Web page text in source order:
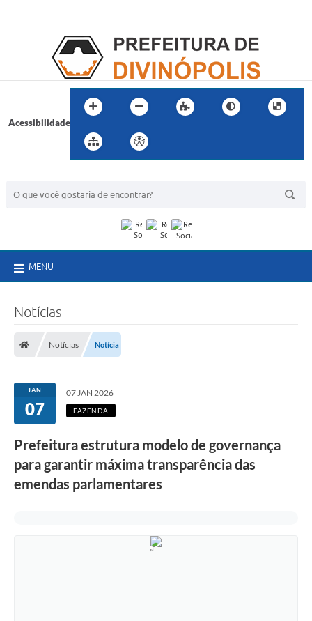
Acessibilidade
MENU
Notícias
Notícias Notícia
JAN
07
07 JAN 2026
FAZENDA
Prefeitura estrutura modelo de governança
para garantir máxima transparência das
emendas parlamentares